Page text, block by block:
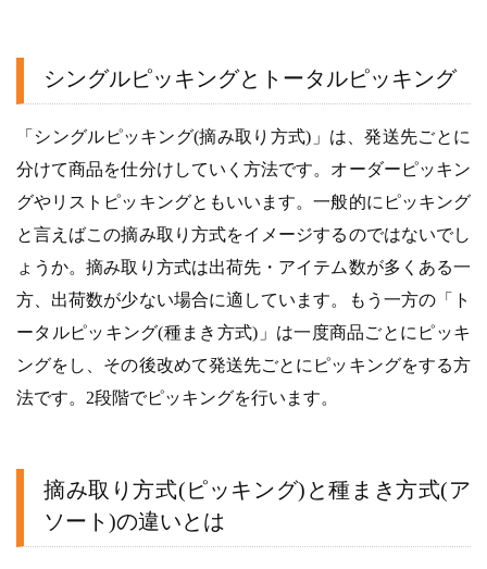
シングルピッキングとトータルピッキング
「シングルピッキング(摘み取り方式)」は、発送先ごとに
分けて商品を仕分けしていく方法です。オーダーピッキン
グやリストピッキングともいいます。一般的にピッキング
と言えばこの摘み取り方式をイメージするのではないでし
ょうか。摘み取り方式は出荷先・アイテム数が多くある一
方、出荷数が少ない場合に適しています。もう一方の「ト
ータルピッキング(種まき方式)」は一度商品ごとにピッキ
ングをし、その後改めて発送先ごとにピッキングをする方
法です。2段階でピッキングを行います。
摘み取り方式(ピッキング)と種まき方式(ア
ソート)の違いとは